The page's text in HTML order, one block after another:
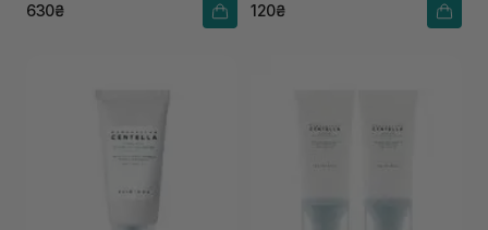
630₴ 120₴